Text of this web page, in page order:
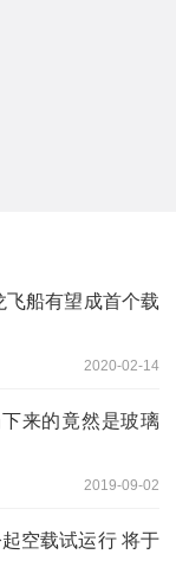
船有望成首个载
2020-02-14
来的竟然是玻璃
2019-09-02
空载试运行 将于